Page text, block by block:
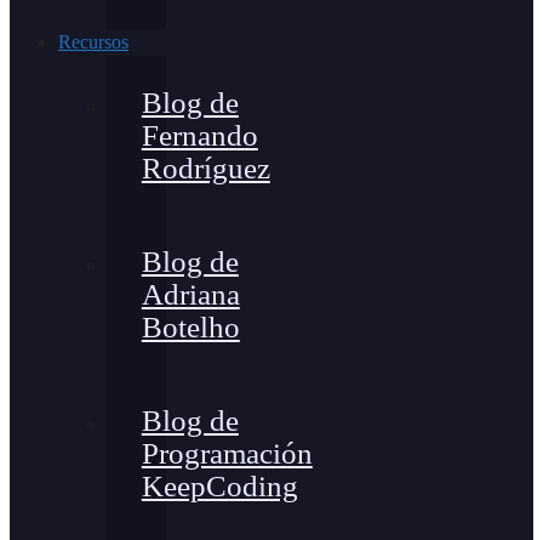
Recursos
Blog de
Fernando
Rodríguez
Blog de
Adriana
Botelho
Blog de
Programación
KeepCoding